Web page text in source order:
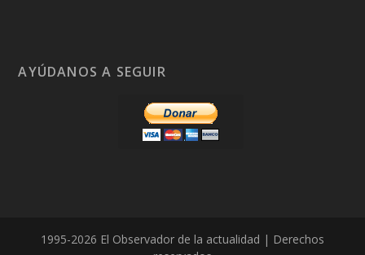
AYÚDANOS A SEGUIR
1995-2026 El Observador de la actualidad | Derechos